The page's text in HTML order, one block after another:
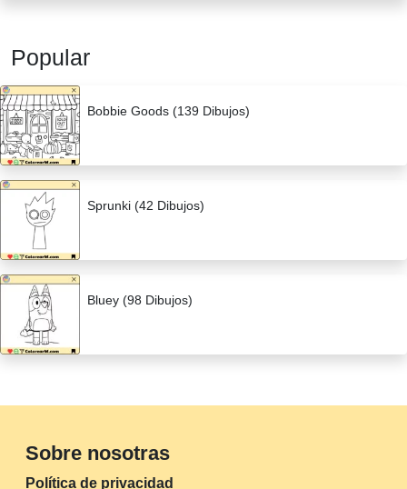
Popular
Bobbie Goods (139 Dibujos)
Sprunki (42 Dibujos)
Bluey (98 Dibujos)
Sobre nosotras
Política de privacidad